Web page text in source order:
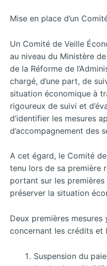
Mise en place d’un
Un Comité de Veille
au niveau du Ministère
de la Réforme de
chargé, d’une part, de
situation économique à
rigoureux de suivi et
d’identifier les mesures
d’accompagnement des
A cet égard, le Comité
tenu lors de sa première
portant sur les
préserver la situation
Deux premières
concernant les crédits et
Suspension du